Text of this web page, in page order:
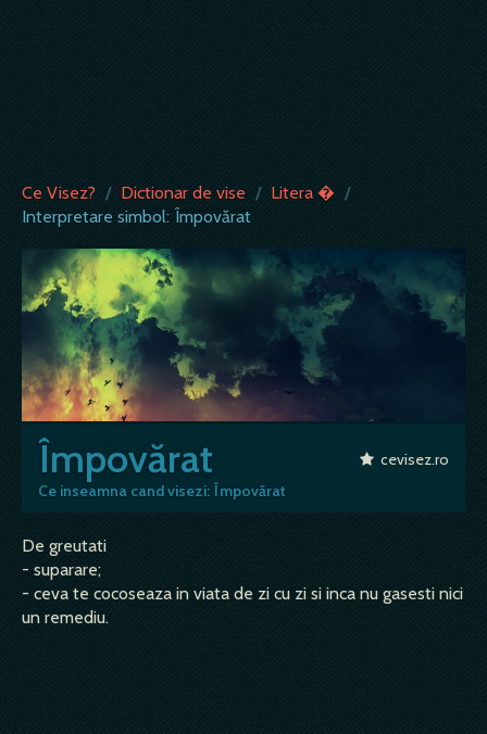
Ce Visez? / Dictionar de vise / Litera � /
Interpretare simbol: Împovărat
Împovărat
Ce inseamna cand visezi: Împovărat
cevisez.ro
De greutati
- suparare;
- ceva te cocoseaza in viata de zi cu zi si inca nu gasesti nici
un remediu.